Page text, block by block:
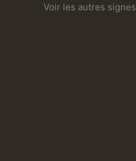
Voir les autres signes